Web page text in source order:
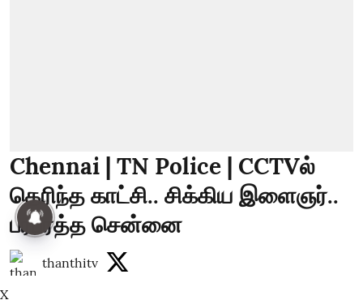
Chennai | TN Police | CCTVல்
தெரிந்த காட்சி.. சிக்கிய இளைஞர்..
பரபரத்த சென்னை
thanthitv
X